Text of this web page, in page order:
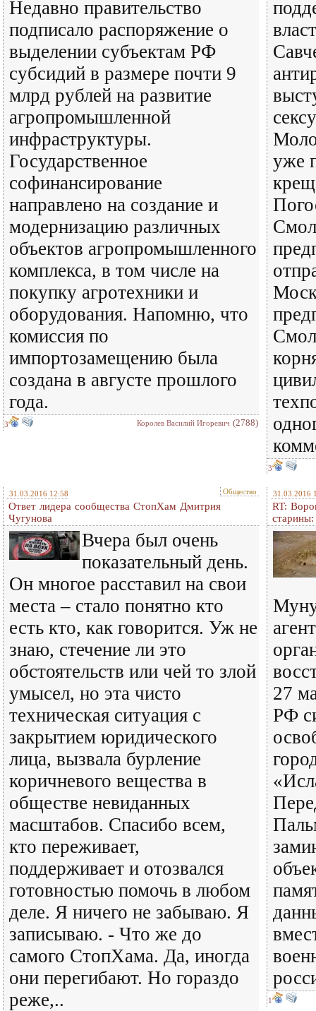
Недавно правительство
подписало распоряжение о
выделении субъектам РФ
субсидий в размере почти 9
млрд рублей на развитие
агропромышленной
инфраструктуры.
Государственное
софинансирование
направлено на создание и
модернизацию различных
объектов агропромышленного
комплекса, в том числе на
покупку агротехники и
оборудования. Напомню, что
комиссия по
импортозамещению была
создана в августе прошлого
года.
3 Королев Василий Игоревич (2788)
уже
3
31.03.2016 12:58 Общество
Ответ лидера сообщества СтопХам Дмитрия
Чугунова
Вчера был очень
показательный день.
Он многое расставил на свои
места – стало понятно кто
есть кто, как говорится. Уж не
знаю, стечение ли это
обстоятельств или чей то злой
умысел, но эта чисто
техническая ситуация с
закрытием юридического
лица, вызвала бурление
коричневого вещества в
обществе невиданных
масштабов. Спасибо всем,
кто переживает,
поддерживает и отозвался
готовностью помочь в любом
деле. Я ничего не забываю. Я
записываю. - Что же до
самого СтопХама. Да, иногда
они перегибают. Но гораздо
реже,..
31.03.2016
RT:
27
РФ
1